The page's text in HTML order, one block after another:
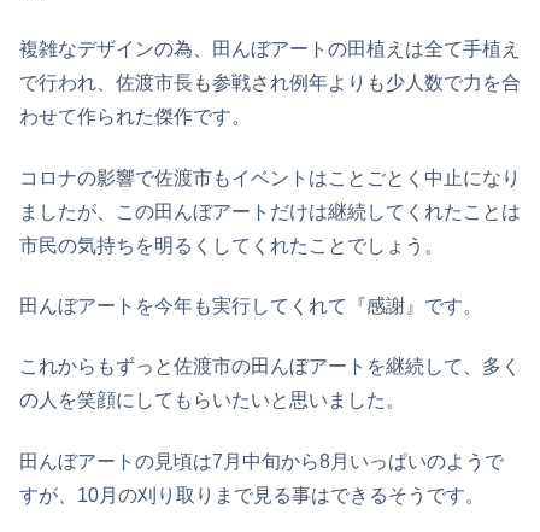
複雑なデザインの為、田んぼアートの田植えは全て手植え
で行われ、佐渡市長も参戦され例年よりも少人数で力を合
わせて作られた傑作です。
コロナの影響で佐渡市もイベントはことごとく中止になり
ましたが、この田んぼアートだけは継続してくれたことは
市民の気持ちを明るくしてくれたことでしょう。
田んぼアートを今年も実行してくれて『感謝』です。
これからもずっと佐渡市の田んぼアートを継続して、多く
の人を笑顔にしてもらいたいと思いました。
田んぼアートの見頃は7月中旬から8月いっぱいのようで
すが、10月の刈り取りまで見る事はできるそうです。